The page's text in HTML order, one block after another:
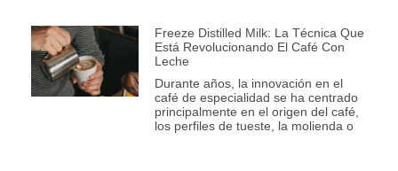
Freeze Distilled Milk: La Técnica Que
Está Revolucionando El Café Con
Leche
Durante años, la innovación en el
café de especialidad se ha centrado
principalmente en el origen del café,
los perfiles de tueste, la molienda o